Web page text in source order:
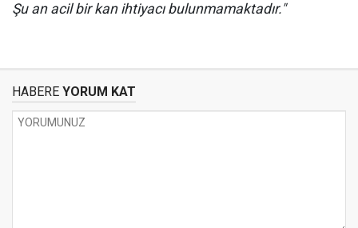
Şu an acil bir kan ihtiyacı bulunmamaktadır."
HABERE YORUM KAT